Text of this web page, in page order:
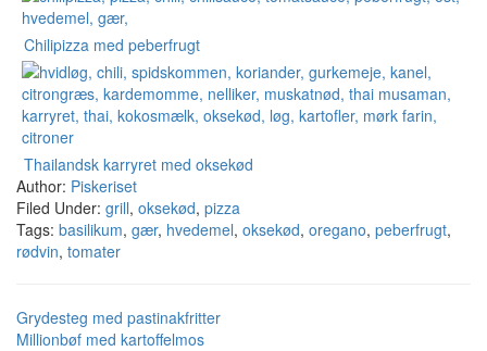
Chilipizza med peberfrugt
Thailandsk karryret med oksekød
Author: Piskeriset
Filed Under: grill, oksekød, pizza
Tags: basilikum, gær, hvedemel, oksekød, oregano, peberfrugt,
rødvin, tomater
Grydesteg med pastinakfritter
Millionbøf med kartoffelmos